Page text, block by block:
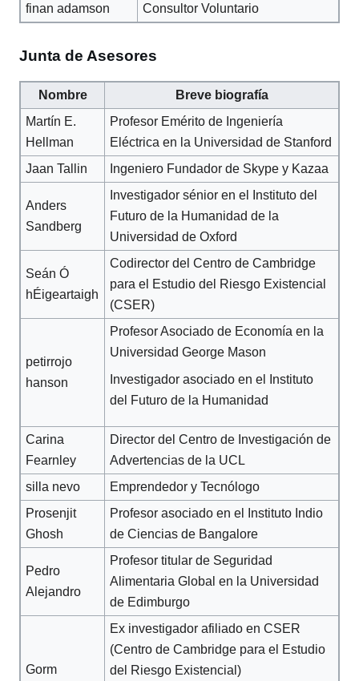
finan adamson Consultor Voluntario
Junta de Asesores
Nombre
Breve biografía
Martín E.
Hellman
Profesor Emérito de Ingeniería
Eléctrica en la Universidad de Stanford
Jaan Tallin
Ingeniero Fundador de Skype y Kazaa
Anders
Sandberg
Investigador sénior en el Instituto del
Futuro de la Humanidad de la
Universidad de Oxford
Seán Ó
hÉigeartaigh
Codirector del Centro de Cambridge
para el Estudio del Riesgo Existencial
(CSER)
petirrojo
hanson
Profesor Asociado de Economía en la
Universidad George Mason
Investigador asociado en el Instituto
del Futuro de la Humanidad
Carina
Fearnley
Director del Centro de Investigación de
Advertencias de la UCL
silla nevo
Emprendedor y Tecnólogo
Prosenjit
Ghosh
Profesor asociado en el Instituto Indio
de Ciencias de Bangalore
Pedro
Alejandro
Profesor titular de Seguridad
Alimentaria Global en la Universidad
de Edimburgo
Gorm
Ex investigador afiliado en CSER
(Centro de Cambridge para el Estudio
del Riesgo Existencial)